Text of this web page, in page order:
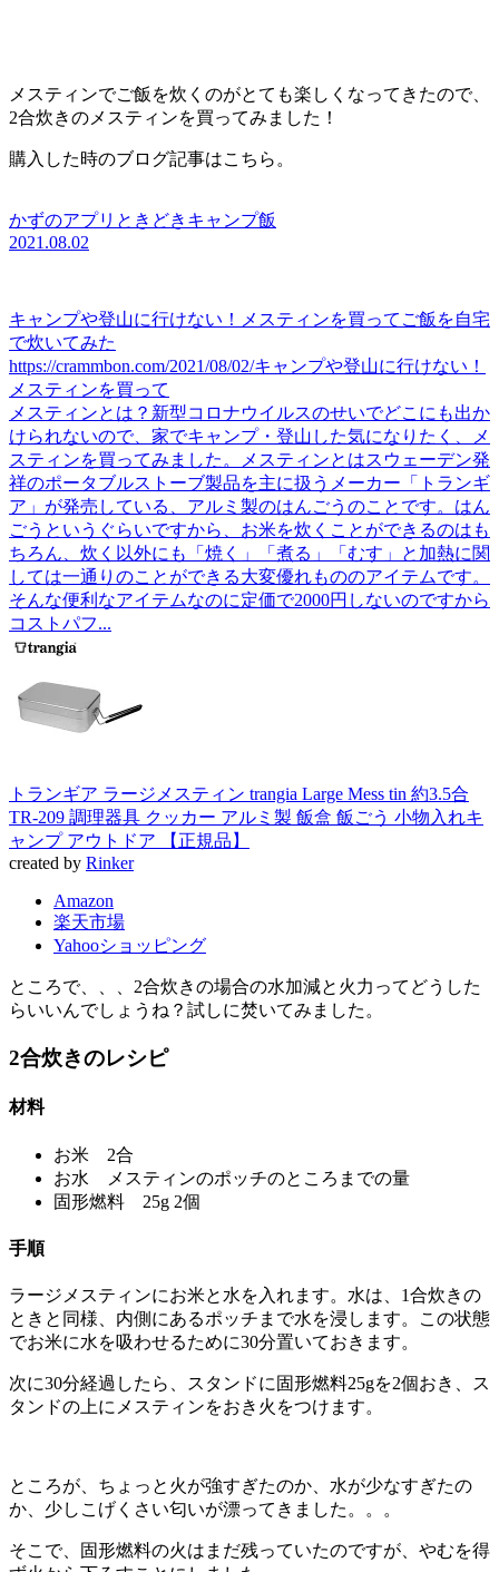
メスティンでご飯を炊くのがとても楽しくなってきたので、
2合炊きのメスティンを買ってみました！
購入した時のブログ記事はこちら。
かずのアプリときどきキャンプ飯
2021.08.02
キャンプや登山に行けない！メスティンを買ってご飯を自宅
で炊いてみた
https://crammbon.com/2021/08/02/キャンプや登山に行けない！
メスティンを買って
メスティンとは？新型コロナウイルスのせいでどこにも出か
けられないので、家でキャンプ・登山した気になりたく、メ
スティンを買ってみました。メスティンとはスウェーデン発
祥のポータブルストーブ製品を主に扱うメーカー「トランギ
ア」が発売している、アルミ製のはんごうのことです。はん
ごうというぐらいですから、お米を炊くことができるのはも
ちろん、炊く以外にも「焼く」「煮る」「むす」と加熱に関
しては一通りのことができる大変優れもののアイテムです。
そんな便利なアイテムなのに定価で2000円しないのですから
コストパフ...
トランギア ラージメスティン trangia Large Mess tin 約3.5合
TR-209 調理器具 クッカー アルミ製 飯盒 飯ごう 小物入れキ
ャンプ アウトドア 【正規品】
created by Rinker
Amazon
楽天市場
Yahooショッピング
ところで、、、2合炊きの場合の水加減と火力ってどうした
らいいんでしょうね？試しに焚いてみました。
2合炊きのレシピ
材料
お米 2合
お水 メスティンのポッチのところまでの量
固形燃料 25g 2個
手順
ラージメスティンにお米と水を入れます。水は、1合炊きの
ときと同様、内側にあるポッチまで水を浸します。この状態
でお米に水を吸わせるために30分置いておきます。
次に30分経過したら、スタンドに固形燃料25gを2個おき、ス
タンドの上にメスティンをおき火をつけます。
ところが、ちょっと火が強すぎたのか、水が少なすぎたの
か、少しこげくさい匂いが漂ってきました。。。
そこで、固形燃料の火はまだ残っていたのですが、やむを得